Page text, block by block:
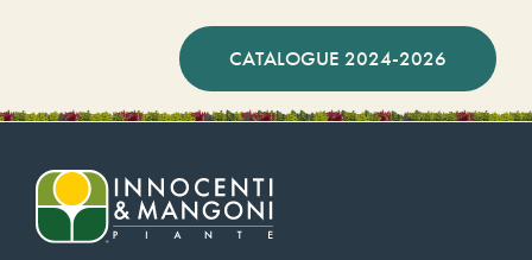
CATALOGUE 2024-2026